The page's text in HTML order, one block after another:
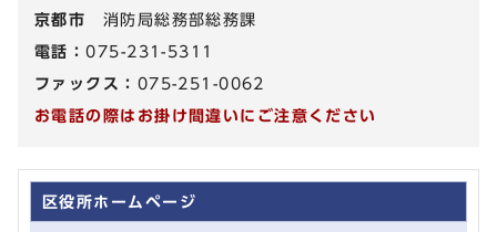
京都市 消防局総務部総務課
電話：075-231-5311
ファックス： 075-251-0062
お電話の際はお掛け間違いにご注意ください
区役所ホームページ